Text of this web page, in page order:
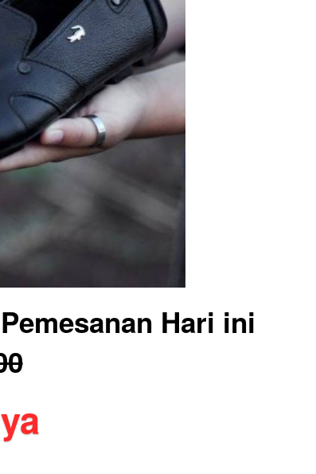
Hari ini